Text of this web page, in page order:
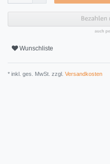
Wunschliste
* inkl. ges. MwSt. zzgl. Versandkosten